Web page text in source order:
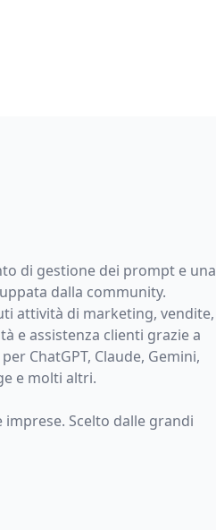
di gestione dei prompt e una
dalla community.
attività di marketing, vendite,
e assistenza clienti grazie a
ChatGPT, Claude, Gemini,
e molti altri.
imprese. Scelto dalle grandi